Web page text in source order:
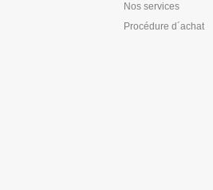
Nos services
Procédure d´achat